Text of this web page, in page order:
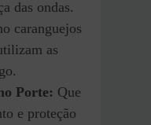
das ondas.
caranguejos
as
Porte: Que
e proteção